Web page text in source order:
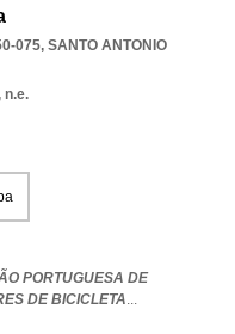
075, SANTO ANTONIO
n.e.
PORTUGUESA DE
DE BICICLETA...